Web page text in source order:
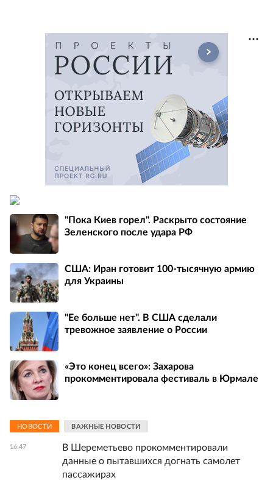
"Пока Киев горел". Раскрыто состояние
Зеленского после удара РФ
США: Иран готовит 100-тысячную армию
для Украины
"Ее больше нет". В США сделали
тревожное заявление о России
«Это конец всего»: Захарова
прокомментировала фестиваль в Юрмале
НОВОСТИ ВАЖНЫЕ НОВОСТИ
16:47
В Шереметьево прокомментировали
данные о пытавшихся догнать самолет
пассажирах